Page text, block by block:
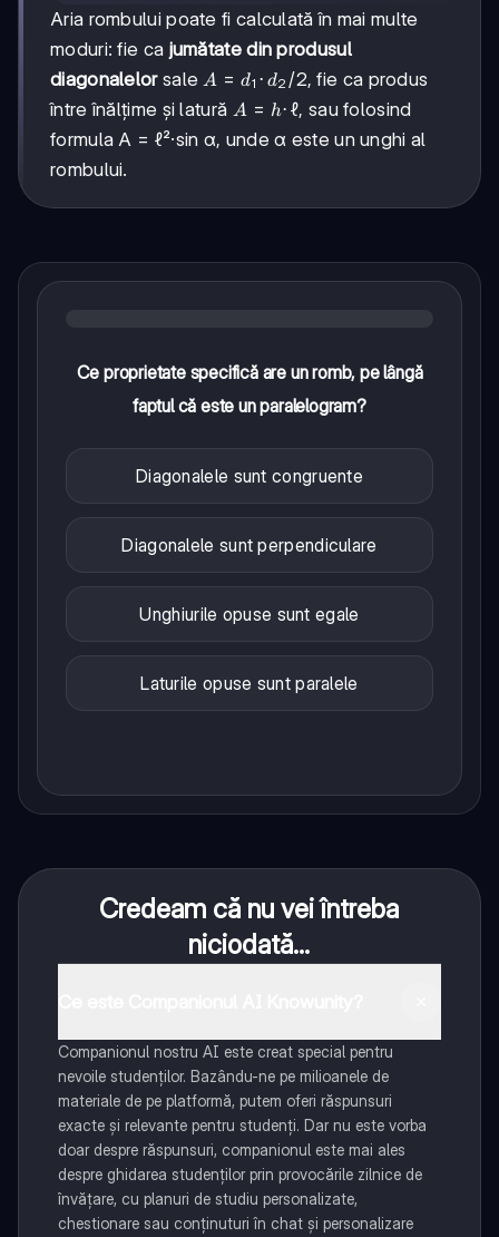
Aria rombului poate fi calculată în mai multe
moduri: fie ca jumătate din produsul
diagonalelorsaleA =
d₁·d₂/2
A = d1 ⋅ d2 /2, fie ca produs
între înălțime și latură A
=
h·ℓ
A = h⋅ ℓ, sau folosind
formula A = ℓ²·sin α, unde α este un unghi al
rombului.
Ce proprietate specifică are un romb, pe lângă
faptul că este un paralelogram?
Diagonalele sunt congruente
Diagonalele sunt perpendiculare
Unghiurile opuse sunt egale
Laturile opuse sunt paralele
Credeam că nu vei întreba
niciodată...
Companionul nostru AI este creat special pentru
nevoile studenților. Bazându-ne pe milioanele de
materiale de pe platformă, putem oferi răspunsuri
exacte și relevante pentru studenți. Dar nu este vorba
doar despre răspunsuri, companionul este mai ales
despre ghidarea studenților prin provocările zilnice de
învățare, cu planuri de studiu personalizate,
chestionare sau conținuturi în chat și personalizare